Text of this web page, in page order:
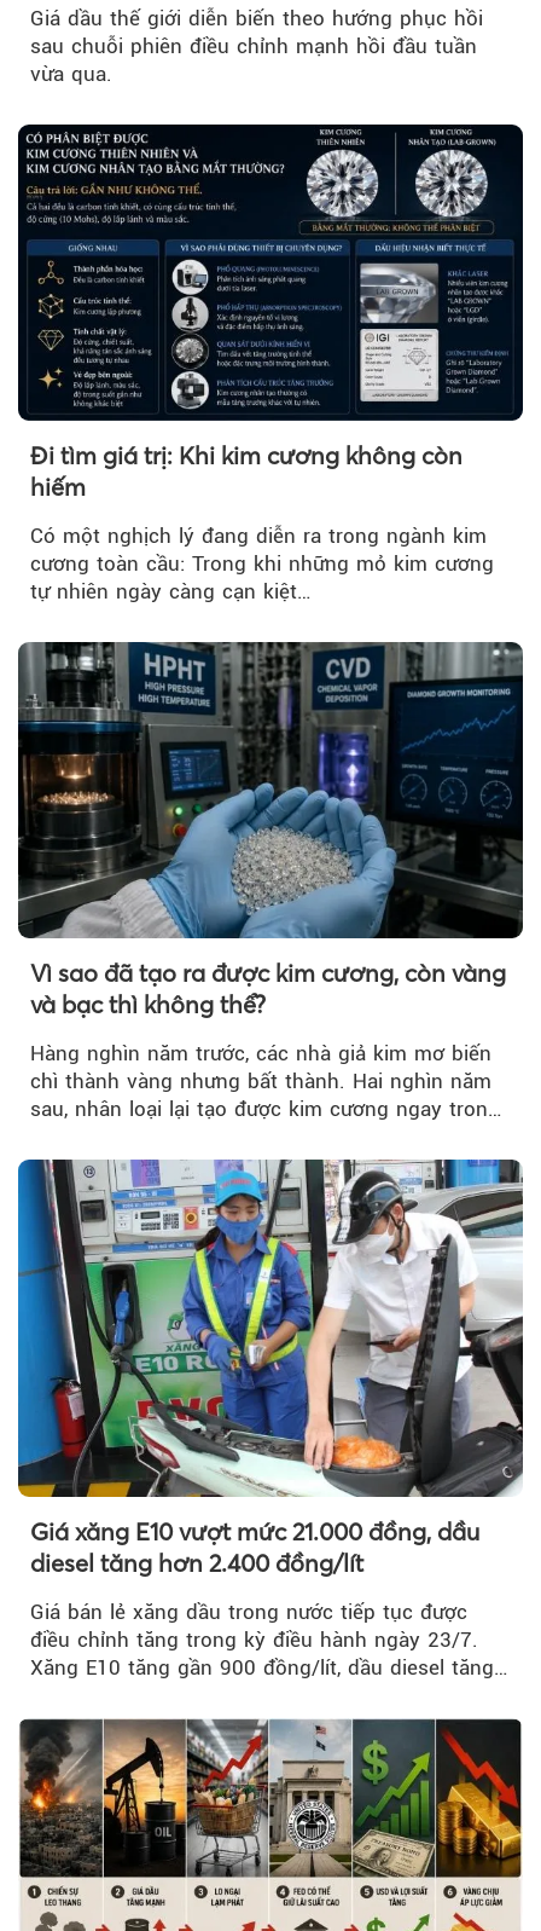
Giá dầu thế giới diễn biến theo hướng phục hồi
sau chuỗi phiên điều chỉnh mạnh hồi đầu tuần
vừa qua.
Đi tìm giá trị: Khi kim cương không còn
hiếm
Có một nghịch lý đang diễn ra trong ngành kim
cương toàn cầu: Trong khi những mỏ kim cương
tự nhiên ngày càng cạn kiệt…
Vì sao đã tạo ra được kim cương, còn vàng
và bạc thì không thể?
Hàng nghìn năm trước, các nhà giả kim mơ biến
chì thành vàng nhưng bất thành. Hai nghìn năm
sau, nhân loại lại tạo được kim cương ngay trong
Giá xăng E10 vượt mức 21.000 đồng, dầu
diesel tăng hơn 2.400 đồng/lít
Giá bán lẻ xăng dầu trong nước tiếp tục được
điều chỉnh tăng trong kỳ điều hành ngày 23/7.
Xăng E10 tăng gần 900 đồng/lít, dầu diesel tăng